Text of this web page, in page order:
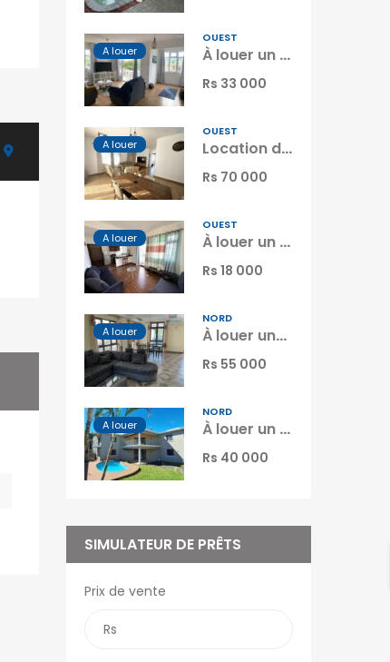
A louer
OUEST
À louer un lumineux appartement avec terrasse et piscine à Flic en Flac Maurice
Rs 33 000
A louer
OUEST
Location d’un appartement neuf avec piscine dans le quartier prisé de Green Creek à Flic en Flac Maurice
Rs 70 000
A louer
OUEST
À louer un bel appartement proche de la plage et des commerces à Flic en Flac Maurice
Rs 18 000
A louer
NORD
À louer une agréable villa moderne neuve avec piscine proche de la plage et commerces à Calodyne Maurice
Rs 55 000
A louer
NORD
À louer un spacieux appartement non meublé de 130 m² avec piscine et jardin à Calodyne Maurice
Rs 40 000
SIMULATEUR DE PRÊTS
Prix de vente